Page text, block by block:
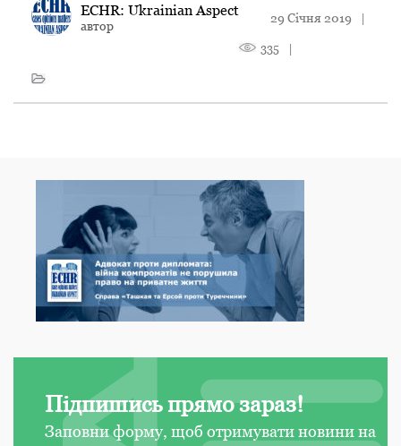
ECHR: Ukrainian Aspect
автор
29 Січня 2019 |
335 |
Підпишись прямо зараз!
Заповни форму, щоб отримувати новини на